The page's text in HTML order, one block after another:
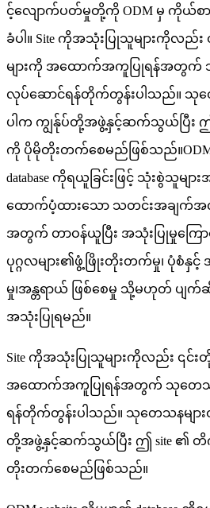
င့်လျောက်ပတ်မှုတို့ကို ODM မှ ကိုယ်စ
ခံပါ။ Site ကိုအသုံးပြုသူများကိုလည်
များကို အထောက်အကူပြုရန်အတွက်
လုပ်ဆောင်ရန်တိုက်တွန်းပါသည်။ သုတ
ပါက ကျွန်ုပ်တို့အဖွဲ့နှင့်ဆက်သွယ်ပြီး ဤ
ကို ပိုမိုတိုးတက်စေမည်ဖြစ်သည်။
database ကိုရယူခြင်းဖြင့် သုံးစွဲသူမျာ
ထောက်ပံ့ထားသော သတင်းအချက်အ
အတွက် တာဝန်ယူပြီး အသုံးပြုမှုကြေ
ပုဂ္ဂလများ၏ဖွံ့ဖြိုးတိုးတက်မှု၊ ပုံစံနှင့်
မှု၊အန္တရာယ် ဖြစ်စေမှု သို့မဟုတ် ပျက်
အသုံးပြုရမည်။
Site ကိုအသုံးပြုသူများကိုလည်း ၎င်
အထောက်အကူပြုရန်အတွက် သုတေသန
ရန်တိုက်တွန်းပါသည်။ သုတေသနများ
တို့အဖွဲ့နှင့်ဆက်သွယ်ပြီး ဤ site ၏ တိ
တိုးတက်စေမည်ဖြစ်သည်။